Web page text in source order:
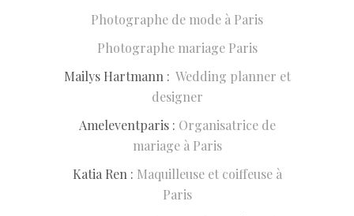
Photographe de mode à Paris
Photographe mariage Paris
Mailys Hartmann : Wedding planner et
designer
Ameleventparis : Organisatrice de
mariage à Paris
Katia Ren : Maquilleuse et coiffeuse à
Paris